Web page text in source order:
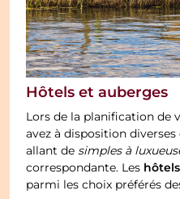
Hôtels et auberges
Lors de la planification de
avez à disposition
allant desimples à
correspondante. Les
parmi les choix préférés